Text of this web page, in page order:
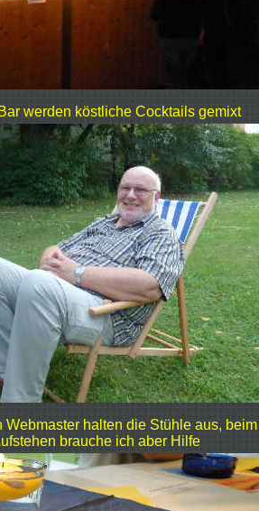
werden köstliche Cocktails gemixt
Webmaster halten die Stühle aus, beim
brauche ich aber Hilfe